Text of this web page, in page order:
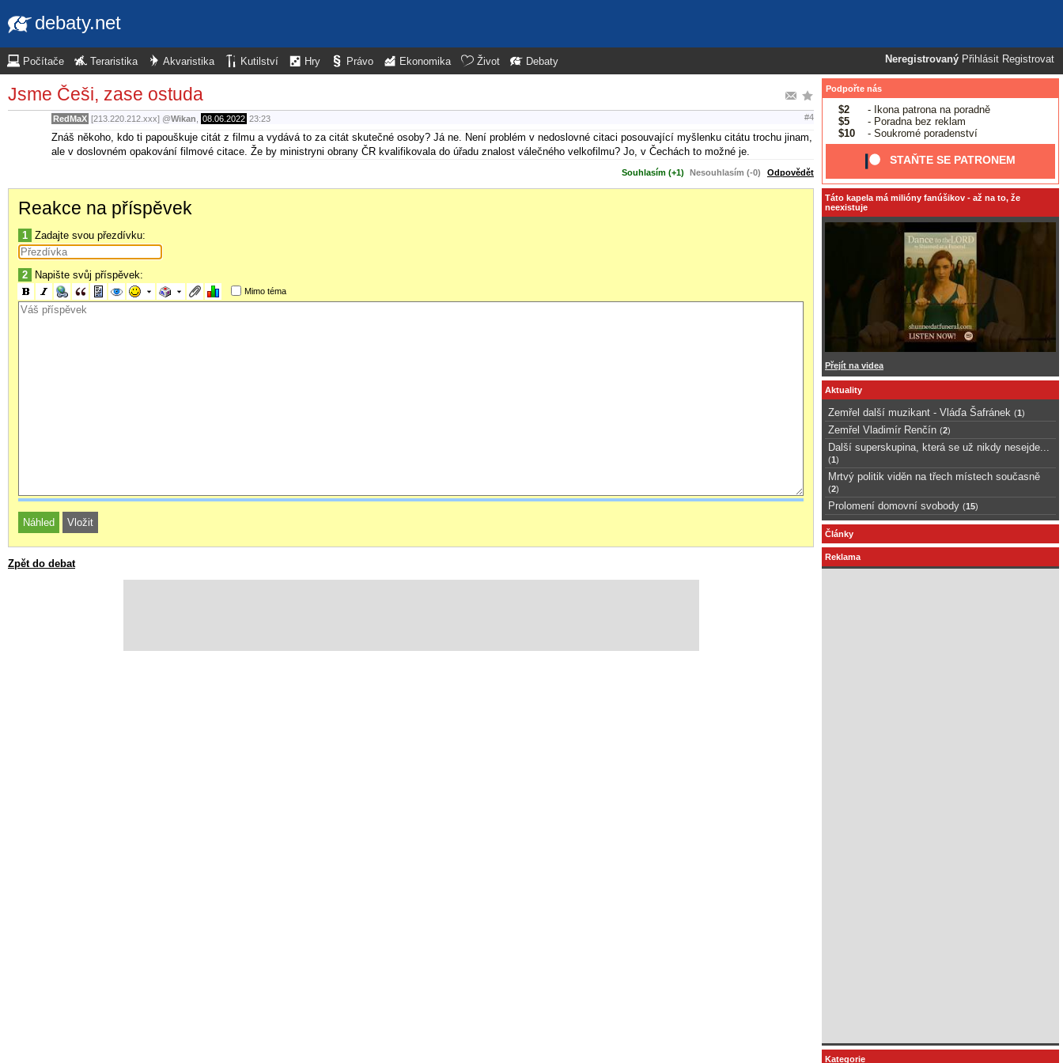
debaty.net
Neregistrovaný Přihlásit Registrovat
Počítače Teraristika Akvaristika Kutilství Hry Právo Ekonomika Život Debaty
Jsme Češi, zase ostuda
RedMaX [213.220.212.xxx] @Wikan 08.06.2022 23:23 #4
Znáš někoho, kdo ti papouškuje citát z filmu a vydává to za citát skutečné osoby? Já ne. Není problém v nedoslovné citaci posouvající myšlenku citátu trochu jinam,
ale v doslovném opakování filmové citace. Že by ministryni obrany ČR kvalifikovala do úřadu znalost válečného velkofilmu? Jo, v Čechách to možné je.
Souhlasím (+1) Nesouhlasím (-0) Odpovědět
Reakce na příspěvek
1 Zadajte svou přezdívku:
2 Napište svůj příspěvek:
Mimo téma
Zpět do debat
Podpořte nás
$2
- Ikona patrona na poradně
$5
- Poradna bez reklam
$10
- Soukromé poradenství
STAŇTE SE PATRONEM
Táto kapela má milióny fanúšikov - až na to, že
neexistuje
Přejít na videa
Aktuality
Zemřel další muzikant - Vláďa Šafránek (1 )
Zemřel Vladimír Renčín (2)
Další superskupina, která se už nikdy nesejde...
(1 )
Mrtvý politik viděn na třech místech současně
(2)
Prolomení domovní svobody (15)
Články
Reklama
Kategorie